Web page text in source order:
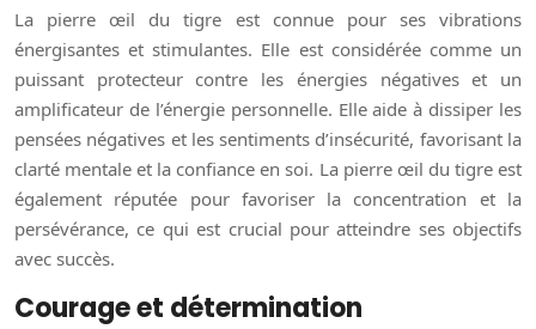
La pierre œil du tigre est connue pour ses vibrations
énergisantes et stimulantes. Elle est considérée comme un
puissant protecteur contre les énergies négatives et un
amplificateur de l’énergie personnelle. Elle aide à dissiper les
pensées négatives et les sentiments d’insécurité, favorisant la
clarté mentale et la confiance en soi. La pierre œil du tigre est
également réputée pour favoriser la concentration et la
persévérance, ce qui est crucial pour atteindre ses objectifs
avec succès.
Courage et détermination